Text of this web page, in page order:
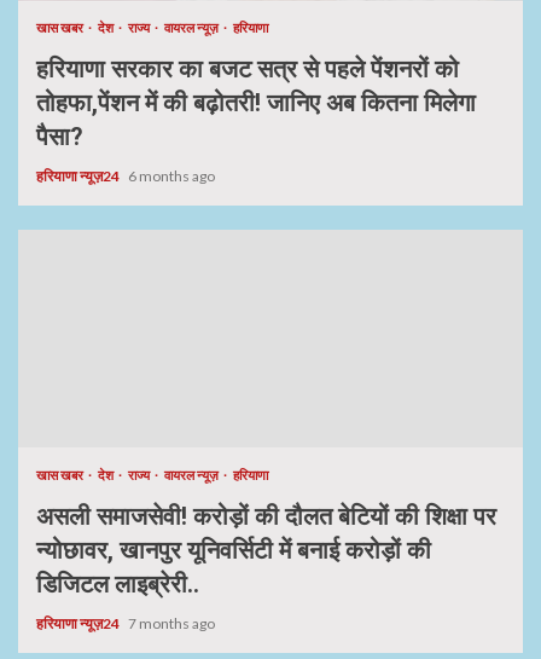
खास खबर देश राज्य वायरल न्यूज़ हरियाणा
हरियाणा सरकार का बजट सत्र से पहले पेंशनरों को
तोहफा,पेंशन में की बढ़ोतरी! जानिए अब कितना मिलेगा
पैसा?
हरियाणा न्यूज़24 6 months ago
खास खबर देश राज्य वायरल न्यूज़ हरियाणा
असली समाजसेवी! करोड़ों की दौलत बेटियों की शिक्षा पर
न्योछावर, खानपुर यूनिवर्सिटी में बनाई करोड़ों की
डिजिटल लाइब्रेरी..
हरियाणा न्यूज़24 7 months ago